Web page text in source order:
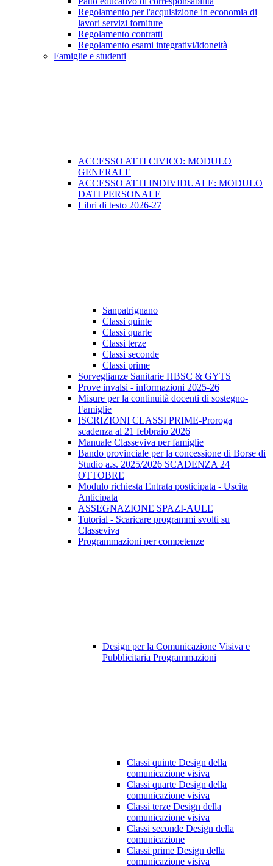
Regolamento per l'acquisizione in economia di
lavori servizi forniture
Regolamento contratti
Regolamento esami integrativi/idoneità
Famiglie e studenti
ACCESSO ATTI CIVICO: MODULO
GENERALE
ACCESSO ATTI INDIVIDUALE: MODULO
DATI PERSONALE
Libri di testo 2026-27
Sanpatrignano
Classi quinte
Classi quarte
Classi terze
Classi seconde
Classi prime
Sorveglianze Sanitarie HBSC & GYTS
Prove invalsi - informazioni 2025-26
Misure per la continuità docenti di sostegno-
Famiglie
ISCRIZIONI CLASSI PRIME-Proroga
scadenza al 21 febbraio 2026
Manuale Classeviva per famiglie
Bando provinciale per la concessione di Borse di
Studio a.s. 2025/2026 SCADENZA 24
OTTOBRE
Modulo richiesta Entrata posticipata - Uscita
Anticipata
ASSEGNAZIONE SPAZI-AULE
Tutorial - Scaricare programmi svolti su
Classeviva
Programmazioni per competenze
Design per la Comunicazione Visiva e
Pubblicitaria Programmazioni
Classi quinte Design della
comunicazione visiva
Classi quarte Design della
comunicazione visiva
Classi terze Design della
comunicazione visiva
Classi seconde Design della
comunicazione
Classi prime Design della
comunicazione visiva